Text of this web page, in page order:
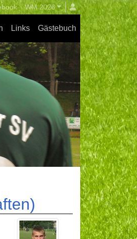
WM 2026
Links Gästebuch